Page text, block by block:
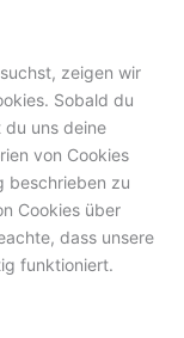
sonstiges
zeigen wir
Sobald du
du uns deine
von Cookies
beschrieben zu
Cookies über
dass unsere
funktioniert.